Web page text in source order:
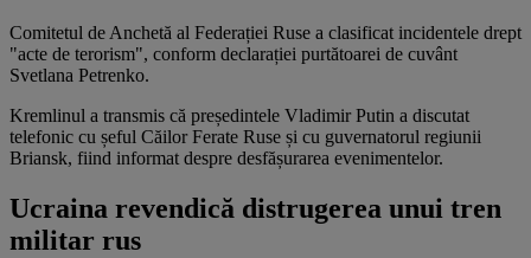
Comitetul de Anchetă al Federației Ruse a clasificat incidentele drept
"acte de terorism", conform declarației purtătoarei de cuvânt
Svetlana Petrenko.
Kremlinul a transmis că președintele Vladimir Putin a discutat
telefonic cu șeful Căilor Ferate Ruse și cu guvernatorul regiunii
Briansk, fiind informat despre desfășurarea evenimentelor.
Ucraina revendică distrugerea unui tren
militar rus